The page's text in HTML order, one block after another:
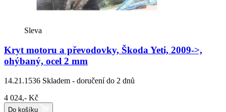
Sleva
Kryt motoru a převodovky, Škoda Yeti, 2009->,
ohýbaný, ocel 2 mm
14.21.1536 Skladem - doručení do 2 dnů
4 024,- Kč
Do košíku